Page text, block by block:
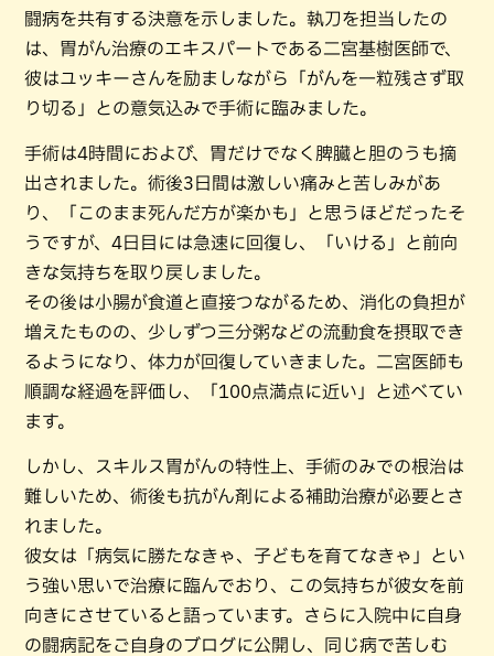
闘病を共有する決意を示しました。執刀を担当したの
は、胃がん治療のエキスパートである二宮基樹医師で、
彼はユッキーさんを励ましながら「がんを一粒残さず取
り切る」との意気込みで手術に臨みました。
手術は4時間におよび、胃だけでなく脾臓と胆のうも摘
出されました。術後3日間は激しい痛みと苦しみがあ
り、「このまま死んだ方が楽かも」と思うほどだったそ
うですが、4日目には急速に回復し、「いける」と前向
きな気持ちを取り戻しました。
その後は小腸が食道と直接つながるため、消化の負担が
増えたものの、少しずつ三分粥などの流動食を摂取でき
るようになり、体力が回復していきました。二宮医師も
順調な経過を評価し、「100点満点に近い」と述べてい
ます。
しかし、スキルス胃がんの特性上、手術のみでの根治は
難しいため、術後も抗がん剤による補助治療が必要とさ
れました。
彼女は「病気に勝たなきゃ、子どもを育てなきゃ」とい
う強い思いで治療に臨んでおり、この気持ちが彼女を前
向きにさせていると語っています。さらに入院中に自身
の闘病記をご自身のブログに公開し、同じ病で苦しむ